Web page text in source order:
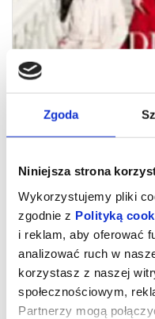
Zgoda
Niniejsza strona
Wykorzystujemy pliki
zgodnie z Polityką
i reklam, aby oferować
analizować ruch w
korzystasz z naszej
społecznościowym,
Partnerzy mogą